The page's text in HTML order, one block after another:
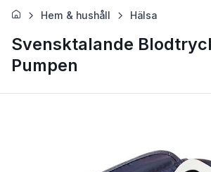
Hem & hushåll Hälsa
Svensktalande
Pumpen